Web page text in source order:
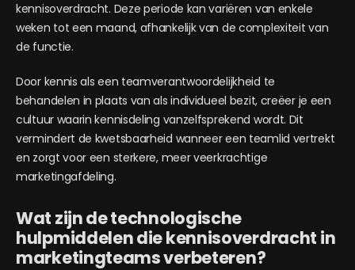
kennisoverdracht. Deze periode kan variëren van enkele
weken tot een maand, afhankelijk van de complexiteit van
de functie.
Door kennis als een teamverantwoordelijkheid te
behandelen in plaats van als individueel bezit, creëer je een
cultuur waarin kennisdeling vanzelfsprekend wordt. Dit
vermindert de kwetsbaarheid wanneer een teamlid vertrekt
en zorgt voor een sterkere, meer veerkrachtige
marketingafdeling.
Wat zijn de technologische
hulpmiddelen die kennisoverdracht in
marketingteams verbeteren?